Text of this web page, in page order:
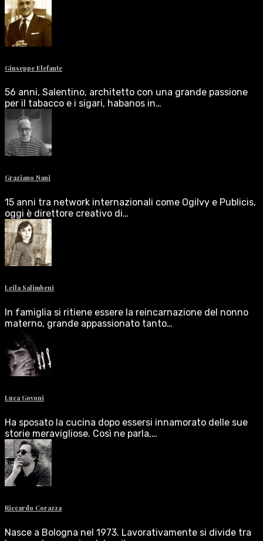
Giuseppe Elefante
56 anni, Salentino, architetto con una grande passione
per il tabacco e i sigari, habanos in…
Graziano Nani
15 anni tra network internazionali come Ogilvy e Publicis,
oggi è direttore creativo di…
Leila Salimbeni
In famiglia si ritiene essere la reincarnazione del nonno
materno, grande appassionato tanto…
Luca Govoni
Ha sposato la cucina dopo essersi innamorato delle sue
storie meravigliose. Così ne parla,…
Riccardo Corazza
Nasce a Bologna nel 1973. Lavorativamente si divide tra